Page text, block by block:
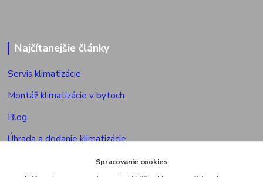
Najčítanejšie články
Servis klimatizácie
Montáž klimatizácie v bytoch
Blog
Úhrada a dodanie klimatizácie
Povolenie na montáž klimatizácie
Spracovanie cookies